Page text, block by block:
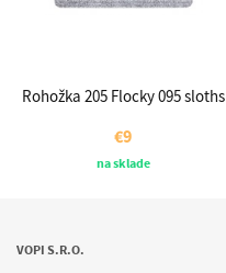
Rohožka 205 Flocky 095 sloths
€9
na sklade
VOPI S.R.O.